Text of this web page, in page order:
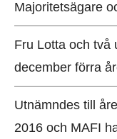
Majoritetsägare
Fru Lotta och två
december förra
Utnämndes till
2016 och MAFI